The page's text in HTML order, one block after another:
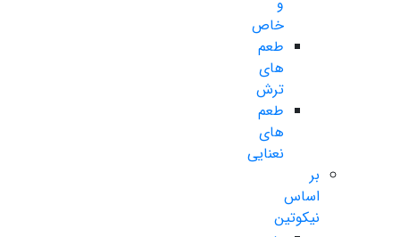
خاص
طعم
های
ترش
طعم
های
نعنایی
بر
اساس
نیکوتین